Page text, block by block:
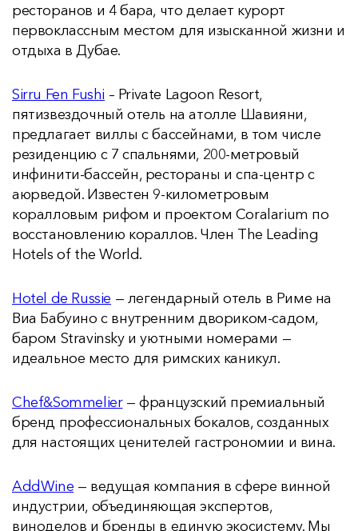
ресторанов и 4 бара, что делает курорт
первоклассным местом для изысканной жизни и
отдыха в Дубае.
Sirru Fen Fushi – Private Lagoon Resort,
пятизвездочный отель на атолле Шавияни,
предлагает виллы с бассейнами, в том числе
резиденцию с 7 спальнями, 200-метровый
инфинити-бассейн, рестораны и спа-центр с
аюрведой. Известен 9-километровым
коралловым рифом и проектом Coralarium по
восстановлению кораллов. Член The Leading
Hotels of the World.
Hotel de Russie — легендарный отель в Риме на
Виа Бабуино с внутренним двориком-садом,
баром Stravinsky и уютными номерами —
идеальное место для римских каникул.
Chef&Sommelier— французский премиальный
бренд профессиональных бокалов, созданных
для настоящих ценителей гастрономии и вина.
AddWine — ведущая компания в сфере винной
индустрии, объединяющая экспертов,
виноделов и бренды в единую экосистему. Мы